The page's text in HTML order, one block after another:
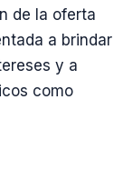
de la oferta
a brindar
y a
como